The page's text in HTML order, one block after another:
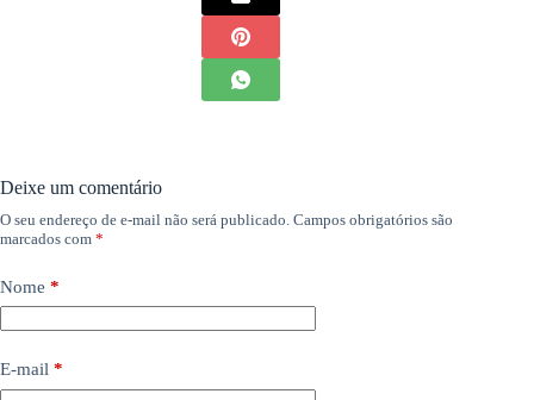
Deixe um comentário
O seu endereço de e-mail não será publicado. Campos obrigatórios são
marcados com *
Nome *
E-mail *